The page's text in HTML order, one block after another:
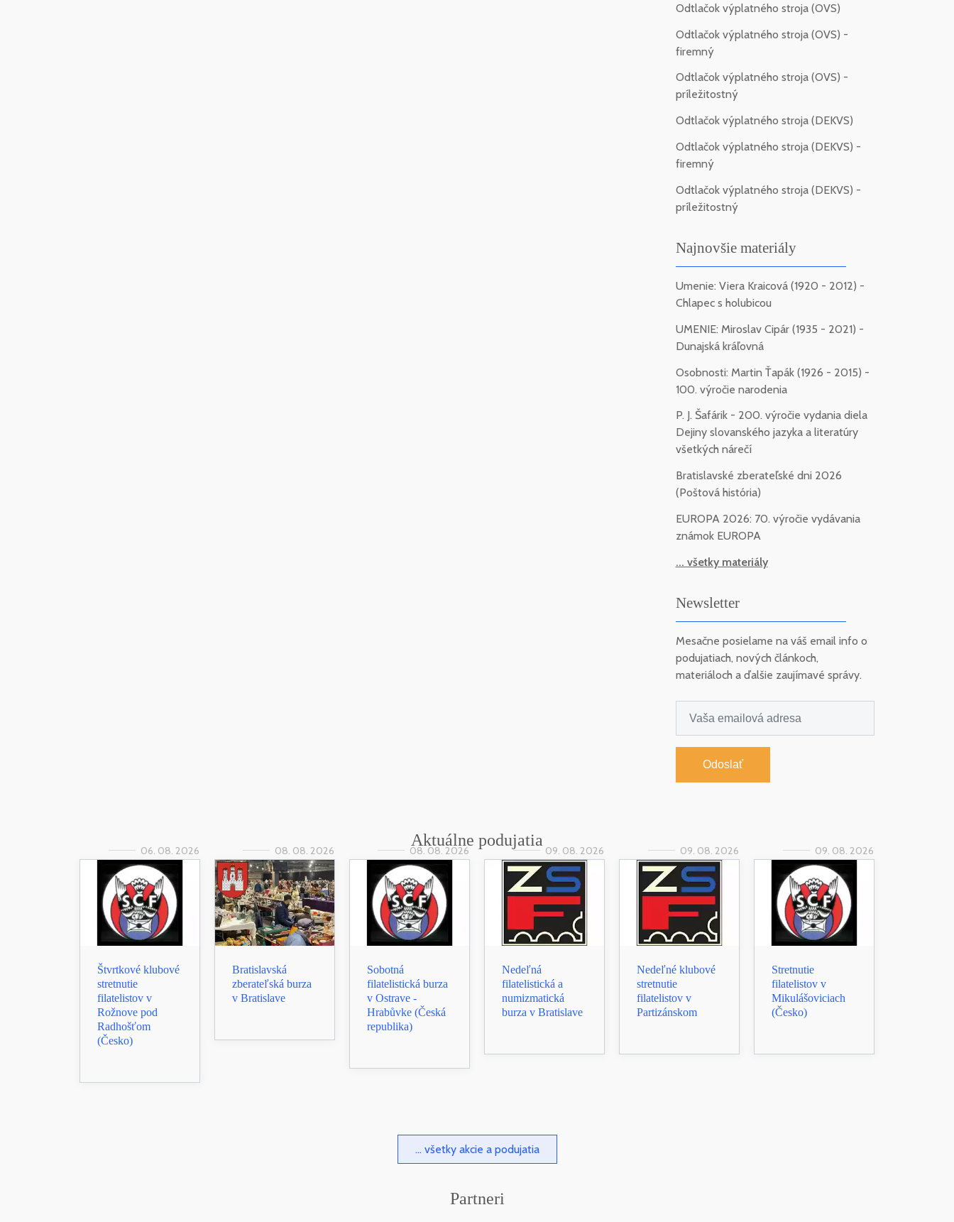
Odtlačok výplatného stroja (OVS)
Odtlačok výplatného stroja (OVS) -
firemný
Odtlačok výplatného stroja (OVS) -
príležitostný
Odtlačok výplatného stroja (DEKVS)
Odtlačok výplatného stroja (DEKVS) -
firemný
Odtlačok výplatného stroja (DEKVS) -
príležitostný
Najnovšie materiály
Umenie: Viera Kraicová (1920 - 2012) -
Chlapec s holubicou
UMENIE: Miroslav Cipár (1935 - 2021) -
Dunajská kráľovná
Osobnosti: Martin Ťapák (1926 - 2015) -
100. výročie narodenia
P. J. Šafárik - 200. výročie vydania diela
Dejiny slovanského jazyka a literatúry
všetkých nárečí
Bratislavské zberateľské dni 2026
(Poštová história)
EUROPA 2026: 70. výročie vydávania
známok EUROPA
... všetky materiály
Newsletter
Mesačne posielame na váš email info o
podujatiach, nových článkoch,
materiáloch a ďalšie zaujímavé správy.
Odoslať
Aktuálne podujatia
06. 08. 2026
Štvrtkové klubové
stretnutie
filatelistov v
Rožnove pod
Radhošťom
(Česko)
08. 08. 2026
Bratislavská
zberateľská burza
v Bratislave
08. 08. 2026
Sobotná
filatelistická burza
v Ostrave -
Hrabůvke (Česká
republika)
09. 08. 2026
Nedeľná
filatelistická a
numizmatická
burza v Bratislave
09. 08. 2026
Nedeľné klubové
stretnutie
filatelistov v
Partizánskom
09. 08. 2026
Stretnutie
filatelistov v
Mikulášoviciach
(Česko)
... všetky akcie a podujatia
Partneri